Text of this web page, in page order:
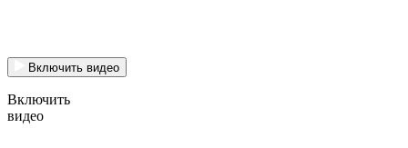
Включить видео
Включить
видео